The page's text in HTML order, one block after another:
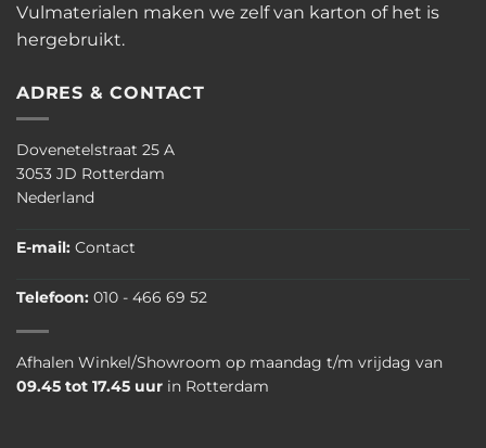
Vulmaterialen maken we zelf van karton of het is
hergebruikt.
ADRES & CONTACT
Dovenetelstraat 25 A
3053 JD Rotterdam
Nederland
E-mail: Contact
Telefoon: 010 - 466 69 52
Afhalen Winkel/Showroom op maandag t/m vrijdag van
09.45 tot 17.45 uur in Rotterdam